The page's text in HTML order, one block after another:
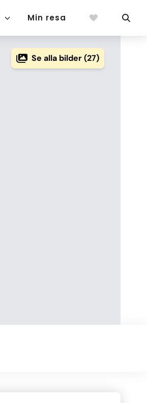
Min resa
Se alla bilder (27)